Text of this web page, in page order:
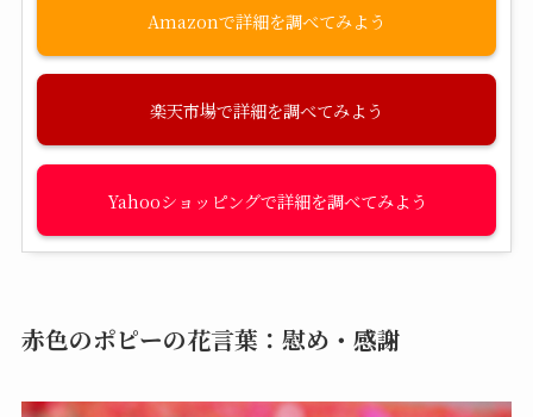
Amazon
楽天市場
Yahooショッピング
赤色のポピーの花言葉：慰め・感謝